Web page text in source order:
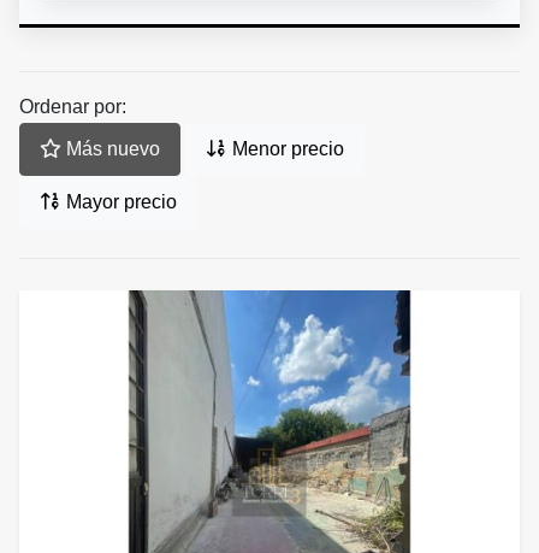
Ordenar por:
Más nuevo Menor precio
Mayor precio